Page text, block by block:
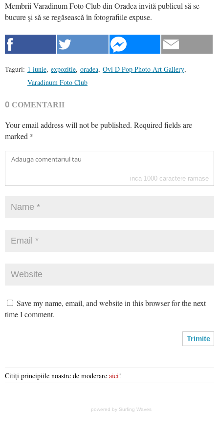
Membrii Varadinum Foto Club din Oradea invită publicul să se
bucure şi să se regăsească în fotografiile expuse.
Taguri: 1 iunie, expozitie, oradea, Ovi D Pop Photo Art Gallery,
Varadinum Foto Club
0 COMENTARII
Your email address will not be published. Required fields are
marked *
inca 1000 caractere ramase
Save my name, email, and website in this browser for the next
time I comment.
Citiți principiile noastre de moderare aici!
powered by Surfing Waves